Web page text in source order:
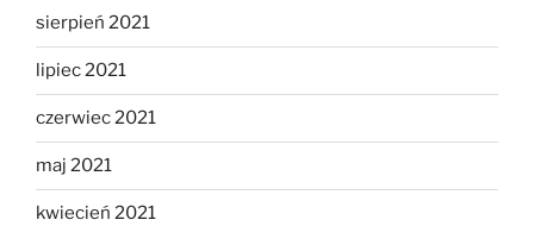
sierpień 2021
lipiec 2021
czerwiec 2021
maj 2021
kwiecień 2021